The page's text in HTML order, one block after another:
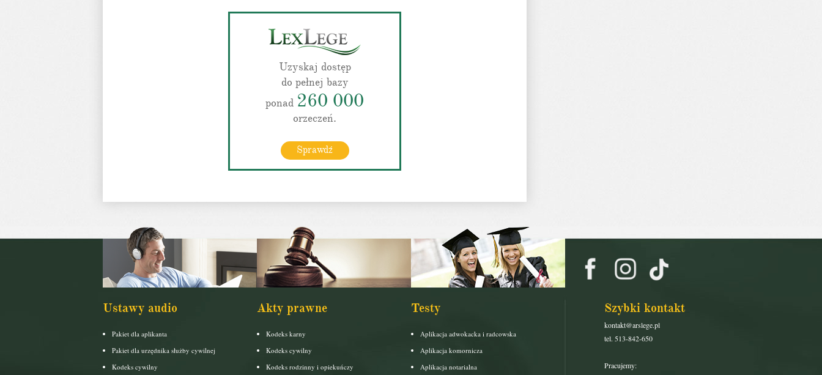
Uzyskaj dostęp
do pełnej bazy
ponad 260 000
orzeczeń.
Sprawdź
Ustawy audio
Pakiet dla aplikanta
Pakiet dla urzędnika służby cywilnej
Kodeks cywilny
Akty prawne
Kodeks karny
Kodeks cywilny
Kodeks rodzinny i opiekuńczy
Testy
Aplikacja adwokacka i radcowska
Aplikacja komornicza
Aplikacja notarialna
Szybki kontakt
kontakt@arslege.pl
tel. 513-842-650
Pracujemy: